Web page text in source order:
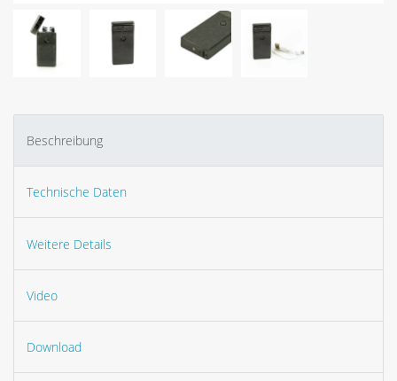
Beschreibung
Technische Daten
Weitere Details
Video
Download